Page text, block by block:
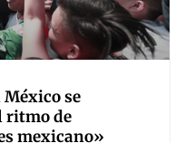
México se
ritmo de
mexicano»